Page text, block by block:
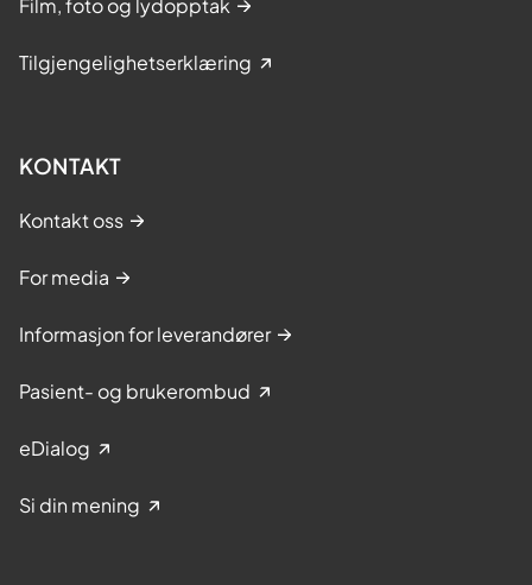
Tilgjengelighetserklæring
KONTAKT
Kontakt oss
For media
Informasjon for leverandører
Pasient- og brukerombud
eDialog
Si din mening